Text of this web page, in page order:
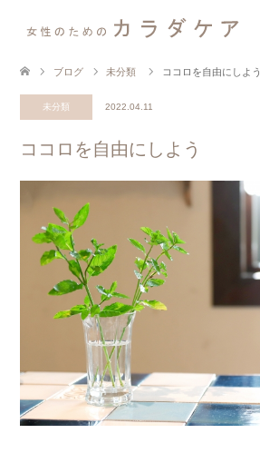
ブログ 未分類 ココロを自由にしよう
未分類 2022.04.11
ココロを自由にしよう